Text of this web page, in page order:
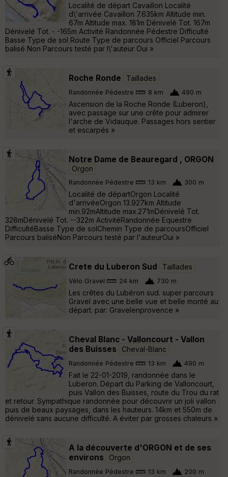
Localité de départ Cavaillon Localité
d\'arrivée Cavaillon 7.635km Altitude min.
67m Altitude max. 181m Dénivelé Tot. 167m
Dénivelé Tot. - -165m Activité Randonnée Pédestre Difficulté
Basse Type de sol Route Type de parcours Officiel Parcours
balisé Non Parcours testé par l\'auteur Oui »
Roche Ronde Taillades
Randonnée Pédestre 8 km 490 m
Ascension de la Roche Ronde (Luberon),
avec passage sur une crête pour admirer
l'arche de Vidauque. Passages hors sentier
et escarpés »
Notre Dame de Beauregard , ORGON
Orgon
Randonnée Pédestre 13 km 300 m
Localité de départOrgon Localité
d'arrivéeOrgon 13.927km Altitude
min.92mAltitude max.271mDénivelé Tot.
328mDénivelé Tot. --322m ActivitéRandonnée Equestre
DifficultéBasse Type de solChemin Type de parcoursOfficiel
Parcours baliséNon Parcours testé par l'auteurOui »
Crete du Luberon Sud Taillades
Vélo Gravel 24 km 730 m
Les crêtes du Lubéron sud. super parcours
Gravel avec une belle vue et belle monté au
départ. par: Gravelenprovence »
Cheval Blanc - Valloncourt - Vallon
des Buisses
Cheval-Blanc
Randonnée Pédestre 13 km 490 m
Fait le 22-01-2019, randonnée dans le
Luberon. Départ du Parking de Valloncourt,
puis Vallon des Buisses, route du Trou du rat
et retour. Sympathique randonnée pour découvrir un joli vallon
puis de beaux paysages, dans les hauteurs. 14km et 550m de
dénivelé sans aucune difficulté. A éviter par grosses chaleurs »
A la découverte d'ORGON et de ses
environs
Orgon
Randonnée Pédestre 13 km 200 m